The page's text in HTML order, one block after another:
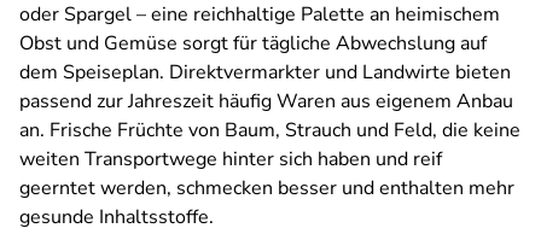
oder Spargel – eine reichhaltige Palette an heimischem
Obst und Gemüse sorgt für tägliche Abwechslung auf
dem Speiseplan. Direktvermarkter und Landwirte bieten
passend zur Jahreszeit häufig Waren aus eigenem Anbau
an. Frische Früchte von Baum, Strauch und Feld, die keine
weiten Transportwege hinter sich haben und reif
geerntet werden, schmecken besser und enthalten mehr
gesunde Inhaltsstoffe.